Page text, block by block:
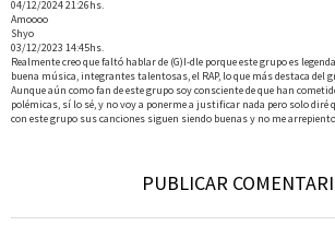
04/12/2024 21:26hs.
Amoooo
Shyo
03/12/2023 14:45hs.
Realmente creo que faltó hablar de (G)I-dle porque este grupo es
buena música, integrantes talentosas, el RAP, lo que más destaca del
Aunque aún como fan de este grupo soy consciente de que han
polémicas, sí lo sé, y no voy a ponerme a justificar nada pero solo diré
con este grupo sus canciones siguen siendo buenas y no me
PUBLICAR